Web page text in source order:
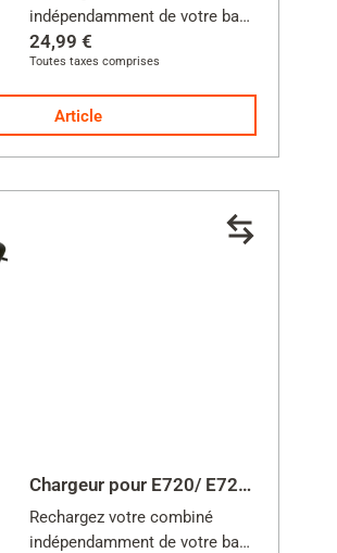
indépendamment de votre base
Alimentation incluse
24,99 €
Toutes taxes comprises
Article
Chargeur pour E720/ E720HX
Rechargez votre combiné
indépendamment de votre base